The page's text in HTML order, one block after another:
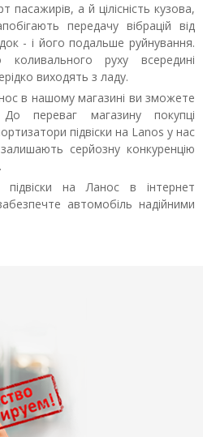
а й цілісність кузова,
передачу вібрацій від
- і його подальше руйнування.
коливального руху всередині
виходять з ладу.
в нашому магазині ви зможете
До переваг магазину покупці
підвіски на Lanos у нас
серйозну конкуренцію
підвіски на Ланос в інтернет
автомобіль надійними